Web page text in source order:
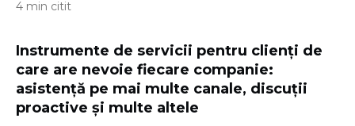
4 min citit
Instrumente de servicii pentru clienți de
care are nevoie fiecare companie:
asistență pe mai multe canale, discuții
proactive și multe altele